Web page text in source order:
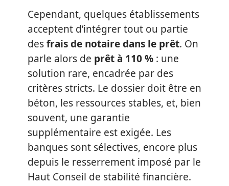
Cependant, quelques établissements
acceptent d’intégrer tout ou partie
desfrais de notaire dans le prêt. On
parle alors de prêt à 110 % : une
solution rare, encadrée par des
critères stricts. Le dossier doit être en
béton, les ressources stables, et, bien
souvent, une garantie
supplémentaire est exigée. Les
banques sont sélectives, encore plus
depuis le resserrement imposé par le
Haut Conseil de stabilité financière.